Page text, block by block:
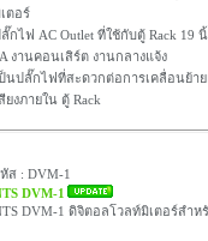
ตอร์
กไฟ AC Outlet ที่ใช้กับตู้ Rack 19
งานคอนเสิร์ต งานกลางแจ้ง
นปลั๊กไฟที่สะดวกต่อการเคลื่อนย้า
ยงภายใน ตู้ Rack
ส : DVM-1
DVM-1
DVM-1 ดิจิตอลโวลท์มิเตอร์สำห